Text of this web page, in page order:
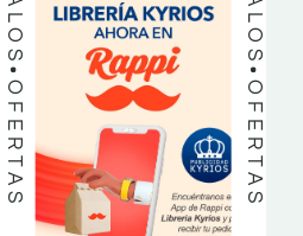
OFERTAS
OFERTAS